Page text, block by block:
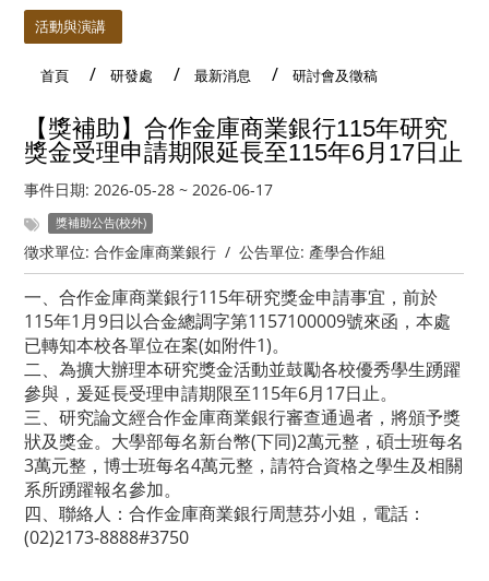
活動與演講
首頁 研發處 最新消息 研討會及徵稿
【獎補助】合作金庫商業銀行115年研究
獎金受理申請期限延長至115年6月17日止
事件日期: 2026-05-28 ~ 2026-06-17
獎補助公告(校外)
徵求單位: 合作金庫商業銀行 / 公告單位: 產學合作組
一、合作金庫商業銀行115年研究獎金申請事宜，前於
115年1月9日以合金總調字第1157100009號來函，本處
已轉知本校各單位在案(如附件1)。
二、為擴大辦理本研究獎金活動並鼓勵各校優秀學生踴躍
參與，爰延長受理申請期限至115年6月17日止。
三、研究論文經合作金庫商業銀行審查通過者，將頒予獎
狀及獎金。大學部每名新台幣(下同)2萬元整，碩士班每名
3萬元整，博士班每名4萬元整，請符合資格之學生及相關
系所踴躍報名參加。
四、聯絡人：合作金庫商業銀行周慧芬小姐，電話：
(02)2173-8888#3750